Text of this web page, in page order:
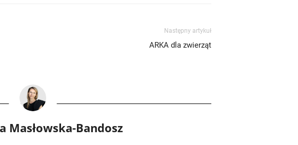
Następny artykuł
ARKA dla zwierząt
Masłowska-Bandosz